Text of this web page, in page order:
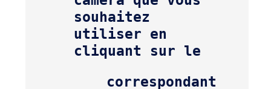
souhaitez
utiliser en
cliquant sur le